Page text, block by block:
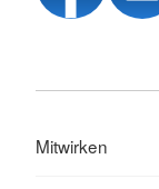
Mitwirken